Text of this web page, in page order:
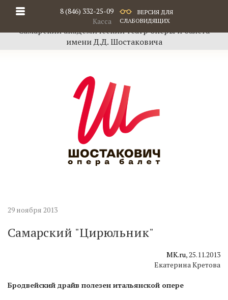
8 (846) 332-25-09
Касса
ВЕРСИЯ ДЛЯ
СЛАБОВИДЯЩИХ
Самарский академический театр оперы и балета
имени Д.Д. Шостаковича
29 ноября 2013
Самарский "Цирюльник"
MK.ru, 25.11.2013
Екатерина Кретова
Бродвейский драйв полезен итальянской опере